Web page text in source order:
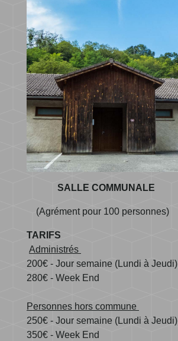
SALLE COMMUNALE
(Agrément pour 100 personnes)
TARIFS
Administrés
200€ - Jour semaine (Lundi à Jeudi)
280€ - Week End
Personnes hors commune
250€ - Jour semaine (Lundi à Jeudi)
350€ - Week End